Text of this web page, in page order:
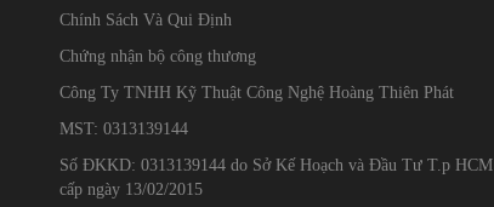
Chính Sách Và Qui Định
Chứng nhận bộ công thương
Công Ty TNHH Kỹ Thuật Công Nghệ Hoàng Thiên Phát
MST: 0313139144
Số ĐKKD: 0313139144 do Sở Kế Hoạch và Đầu Tư T.p HCM
cấp ngày 13/02/2015